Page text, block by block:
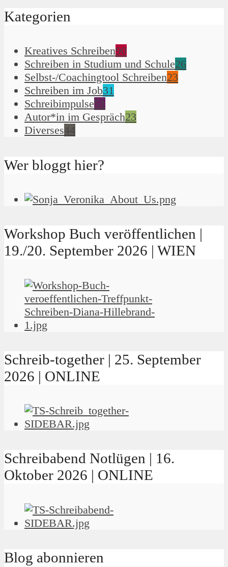
Kategorien
Kreatives Schreiben90
Schreiben in Studium und Schule26
Selbst-/Coachingtool Schreiben23
Schreiben im Job31
Schreibimpulse51
Autor*in im Gespräch23
Diverses44
Wer bloggt hier?
Workshop Buch veröffentlichen |
19./20. September 2026 | WIEN
Schreib-together | 25. September
2026 | ONLINE
Schreibabend Notlügen | 16.
Oktober 2026 | ONLINE
Blog abonnieren